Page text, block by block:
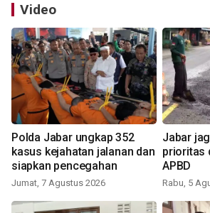
Video
Polda Jabar ungkap 352
kasus kejahatan jalanan dan
siapkan pencegahan
Jumat, 7 Agustus 2026
Jabar
prioritas
APBD
Rabu, 5